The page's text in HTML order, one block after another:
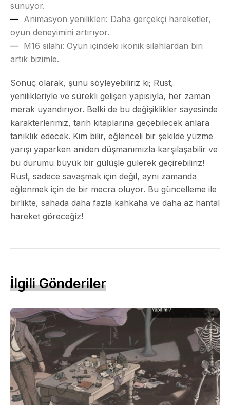
sunuyor.
Animasyon yenilikleri: Daha gerçekçi hareketler,
oyun deneyimini artırıyor.
M16 silahı: Oyun içindeki ikonik silahlardan biri
artık bizimle.
Sonuç olarak, şunu söyleyebiliriz ki; Rust,
yenilikleriyle ve sürekli gelişen yapısıyla, her zaman
merak uyandırıyor. Belki de bu değişiklikler sayesinde
karakterlerimiz, tarih kitaplarına geçebilecek anlara
tanıklık edecek. Kim bilir, eğlenceli bir şekilde yüzme
yarışı yaparken aniden düşmanımızla karşılaşabilir ve
bu durumu büyük bir gülüşle gülerek geçirebiliriz!
Rust, sadece savaşmak için değil, aynı zamanda
eğlenmek için de bir mecra oluyor. Bu güncelleme ile
birlikte, sahada daha fazla kahkaha ve daha az hantal
hareket göreceğiz!
İlgili Gönderiler